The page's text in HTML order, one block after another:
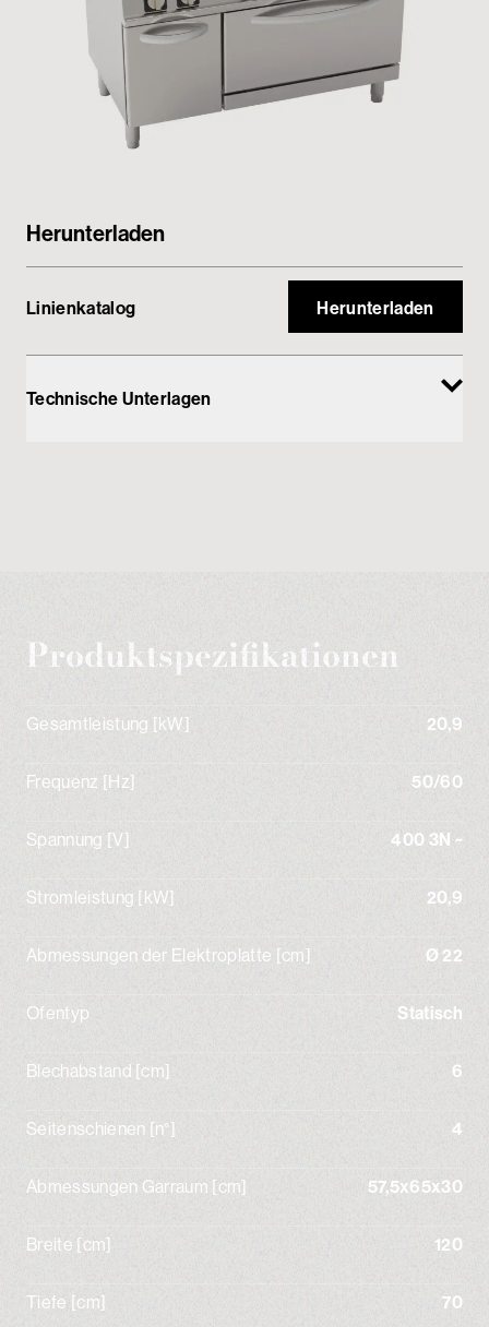
Herunterladen
Linienkatalog Herunterladen
Technische Unterlagen
Produktspezifikationen
Gesamtleistung [kW] 20,9
Frequenz [Hz] 50/60
Spannung [V] 400 3N ~
Stromleistung [kW] 20,9
Abmessungen der Elektroplatte [cm] Ø 22
Ofentyp Statisch
Blechabstand [cm] 6
Seitenschienen [n°] 4
Abmessungen Garraum [cm] 57,5x65x30
Breite [cm] 120
Tiefe [cm] 70